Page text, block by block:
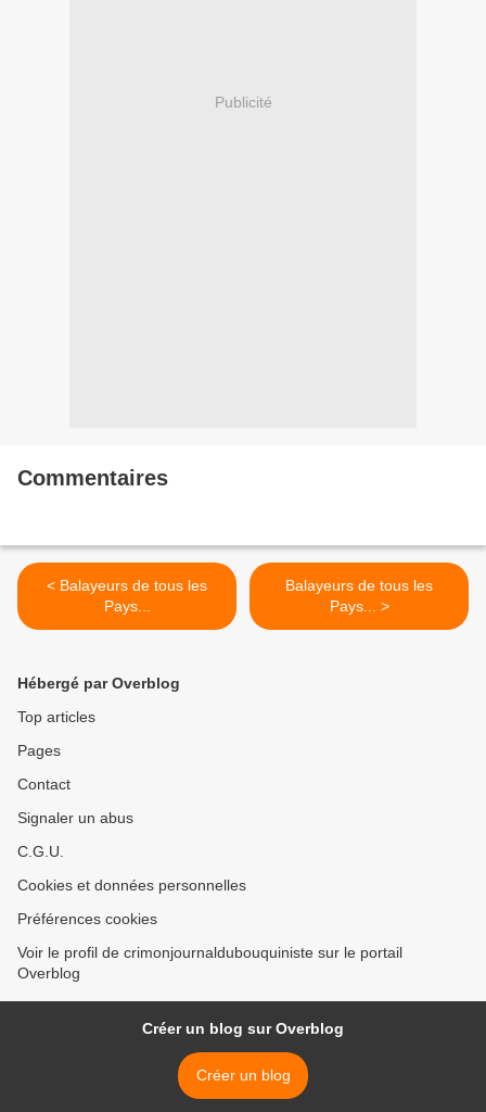
Publicité
Commentaires
< Balayeurs de tous les
Pays...
Balayeurs de tous les
Pays... >
Hébergé par Overblog
Top articles
Pages
Contact
Signaler un abus
C.G.U.
Cookies et données personnelles
Préférences cookies
Voir le profil de crimonjournaldubouquiniste sur le portail
Overblog
Créer un blog sur Overblog
Créer un blog